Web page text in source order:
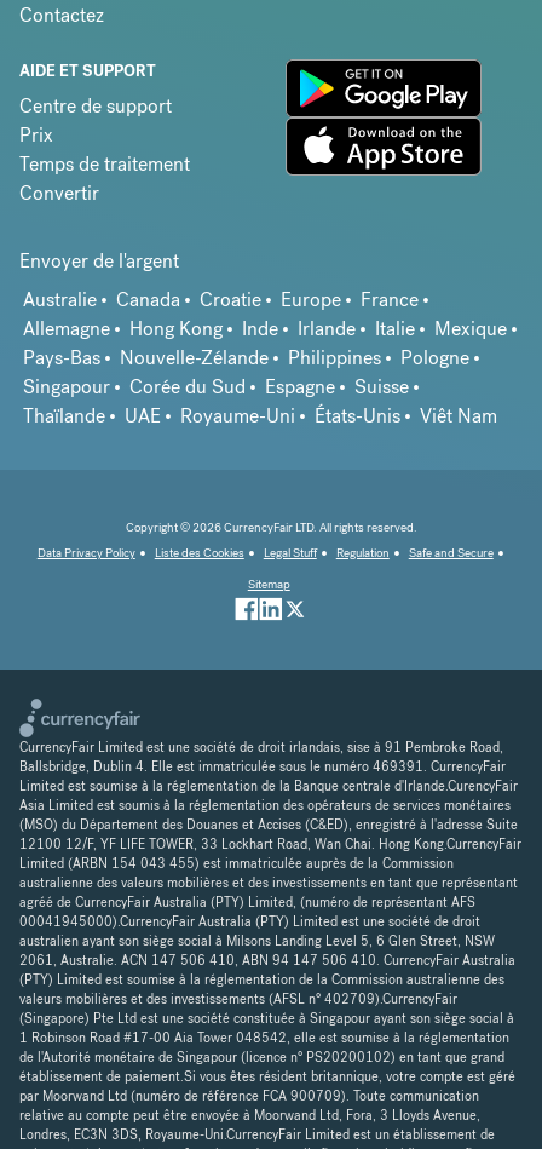
Contactez
AIDE ET SUPPORT
Centre de support
Prix
Temps de traitement
Convertir
Envoyer de l'argent
Australie
Canada Croatie Europe
France
Allemagne
Hong Kong Inde Irlande Italie
Mexique
Pays-Bas
Nouvelle-Zélande Philippines
Pologne
Singapour
Corée du Sud Espagne
Suisse
Thaïlande
UAE Royaume-Uni États-Unis Viêt Nam
Copyright © 2026 CurrencyFair LTD. All rights reserved.
Data Privacy Policy
Liste des Cookies Legal Stuff Regulation
Safe and Secure
Sitemap
CurrencyFair Limited est une société de droit irlandais, sise à 91 Pembroke Road,
Ballsbridge, Dublin 4. Elle est immatriculée sous le numéro 469391. CurrencyFair
Limited est soumise à la réglementation de la Banque centrale d'Irlande.CurencyFair
Asia Limited est soumis à la réglementation des opérateurs de services monétaires
(MSO) du Département des Douanes et Accises (C&ED), enregistré à l'adresse Suite
12100 12/F, YF LIFE TOWER, 33 Lockhart Road, Wan Chai. Hong Kong.CurrencyFair
Limited (ARBN 154 043 455) est immatriculée auprès de la Commission
australienne des valeurs mobilières et des investissements en tant que représentant
agréé de CurrencyFair Australia (PTY) Limited, (numéro de représentant AFS
00041945000).CurrencyFair Australia (PTY) Limited est une société de droit
australien ayant son siège social à Milsons Landing Level 5, 6 Glen Street, NSW
2061, Australie. ACN 147 506 410, ABN 94 147 506 410. CurrencyFair Australia
(PTY) Limited est soumise à la réglementation de la Commission australienne des
valeurs mobilières et des investissements (AFSL n° 402709).CurrencyFair
(Singapore) Pte Ltd est une société constituée à Singapour ayant son siège social à
1 Robinson Road #17-00 Aia Tower 048542, elle est soumise à la réglementation
de l'Autorité monétaire de Singapour (licence n° PS20200102) en tant que grand
établissement de paiement.Si vous êtes résident britannique, votre compte est géré
par Moorwand Ltd (numéro de référence FCA 900709). Toute communication
relative au compte peut être envoyée à Moorwand Ltd, Fora, 3 Lloyds Avenue,
Londres, EC3N 3DS, Royaume-Uni.CurrencyFair Limited est un établissement de